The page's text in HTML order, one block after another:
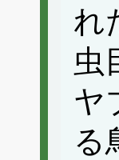
れ
虫
ヤ
る